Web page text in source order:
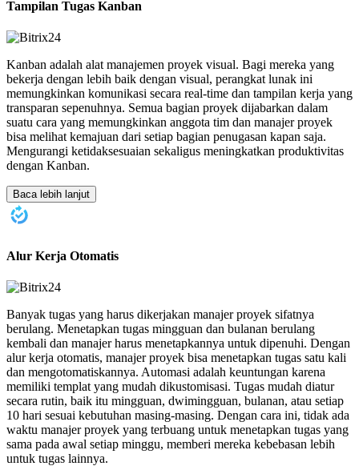
Tampilan Tugas Kanban
Kanban adalah alat manajemen proyek visual. Bagi mereka yang
bekerja dengan lebih baik dengan visual, perangkat lunak ini
memungkinkan komunikasi secara real-time dan tampilan kerja yang
transparan sepenuhnya. Semua bagian proyek dijabarkan dalam
suatu cara yang memungkinkan anggota tim dan manajer proyek
bisa melihat kemajuan dari setiap bagian penugasan kapan saja.
Mengurangi ketidaksesuaian sekaligus meningkatkan produktivitas
dengan Kanban.
Baca lebih lanjut
Alur Kerja Otomatis
Banyak tugas yang harus dikerjakan manajer proyek sifatnya
berulang. Menetapkan tugas mingguan dan bulanan berulang
kembali dan manajer harus menetapkannya untuk dipenuhi. Dengan
alur kerja otomatis, manajer proyek bisa menetapkan tugas satu kali
dan mengotomatiskannya. Automasi adalah keuntungan karena
memiliki templat yang mudah dikustomisasi. Tugas mudah diatur
secara rutin, baik itu mingguan, dwimingguan, bulanan, atau setiap
10 hari sesuai kebutuhan masing-masing. Dengan cara ini, tidak ada
waktu manajer proyek yang terbuang untuk menetapkan tugas yang
sama pada awal setiap minggu, memberi mereka kebebasan lebih
untuk tugas lainnya.